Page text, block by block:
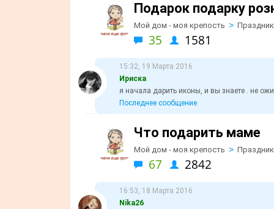
Подарок подарку
Мой дом - моя крепость >
35 1581
15:32, 19 Марта 2016
Ириска
я начала дарить иконы, и вы знаете . не
Последнее сообщение
Что подарить маме
Мой дом - моя крепость >
67 2842
16:53, 18 Марта 2016
Nika26